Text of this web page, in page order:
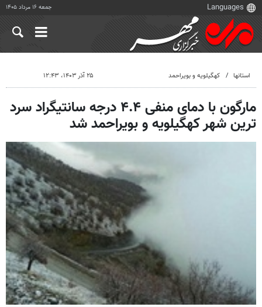
جمعه ۱۶ مرداد ۱۴۰۵
استانها کهگیلویه و بویراحمد ۲۵ آذر ۱۴۰۳، ۱۲:۴۳
مارگون با دمای منفی ۴.۴ درجه سانتیگراد سرد
ترین شهر کهگیلویه و بویراحمد شد